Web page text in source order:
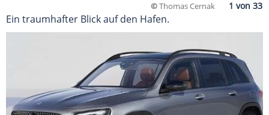
©Thomas Cernak
Ein traumhafter Blick auf den Hafen.